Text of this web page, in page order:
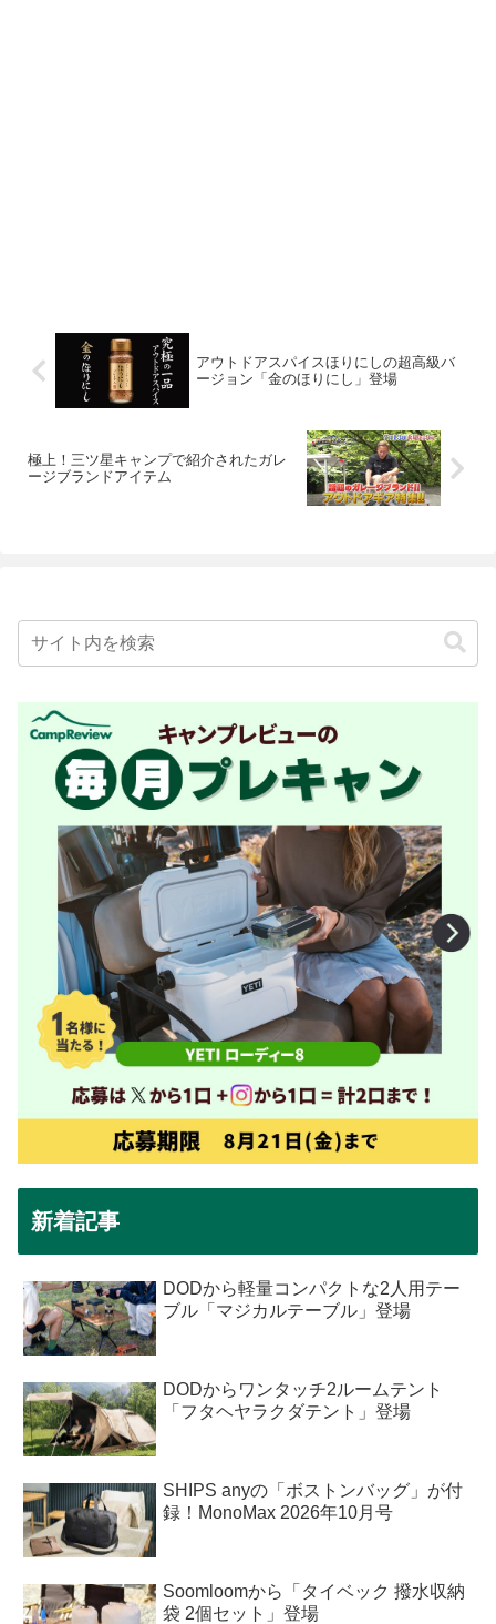
アウトドアスパイスほりにしの超高級バ
ージョン「金のほりにし」登場
極上！三ツ星キャンプで紹介されたガレ
ージブランドアイテム
新着記事
DODから軽量コンパクトな2人用テー
ブル「マジカルテーブル」登場
DODからワンタッチ2ルームテント
「フタヘヤラクダテント」登場
SHIPS anyの「ボストンバッグ」が付
録！MonoMax 2026年10月号
Soomloomから「タイベック 撥水収納
袋 2個セット」登場